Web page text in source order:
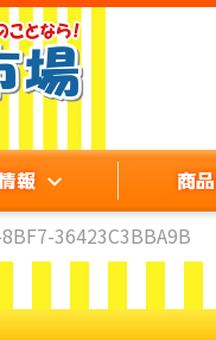
報 商
36423C3BBA9B